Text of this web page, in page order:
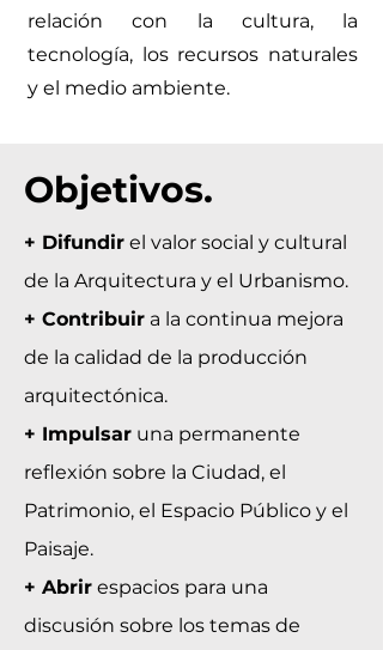
relación con la cultura, la
tecnología, los recursos naturales
y el medio ambiente.
Objetivos.
+ Difundir el valor social y cultural
de la Arquitectura y el Urbanismo.
+ Contribuir a la continua mejora
de la calidad de la producción
arquitectónica.
+ Impulsar una permanente
reflexión sobre la Ciudad, el
Patrimonio, el Espacio Público y el
Paisaje.
+ Abrir espacios para una
discusión sobre los temas de